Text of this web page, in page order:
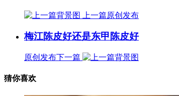
上一篇原创发布
梅江陈皮好还是东甲陈皮好
原创发布下一篇
猜你喜欢